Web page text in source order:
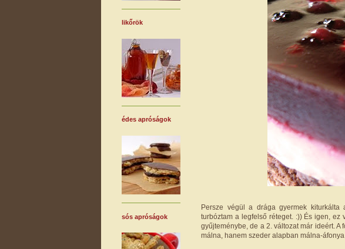
Persze végül a drága gyermek kiturkálta
turbóztam a legfelső réteget. :)) És igen, ez
gyűjteménybe, de a 2. változat már ideért. A
málna, hanem szeder alapban málna-
likőrök
édes apróságok
sós apróságok